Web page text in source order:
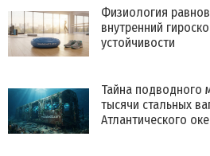
Физиология
внутренний
устойчивости
Тайна подводного
тысячи стальных
Атлантического